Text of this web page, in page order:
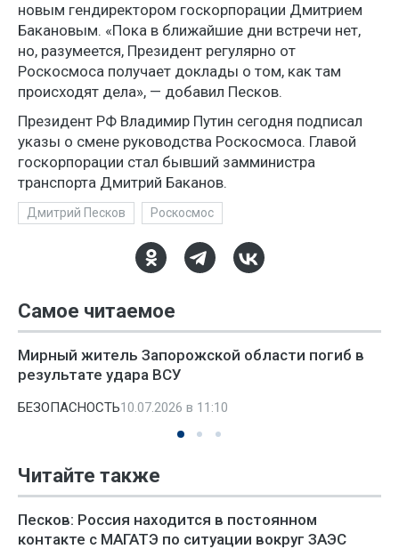
новым гендиректором госкорпорации Дмитрием
Бакановым. «Пока в ближайшие дни встречи нет,
но, разумеется, Президент регулярно от
Роскосмоса получает доклады о том, как там
происходят дела», — добавил Песков.
Президент РФ Владимир Путин сегодня подписал
указы о смене руководства Роскосмоса. Главой
госкорпорации стал бывший замминистра
транспорта Дмитрий Баканов.
Дмитрий Песков Роскосмос
Самое читаемое
Мирный житель Запорожской области погиб в
результате удара ВСУ
БЕЗОПАСНОСТЬ10.07.2026 в 11:10
Читайте также
Песков: Россия находится в постоянном
контакте с МАГАТЭ по ситуации вокруг ЗАЭС